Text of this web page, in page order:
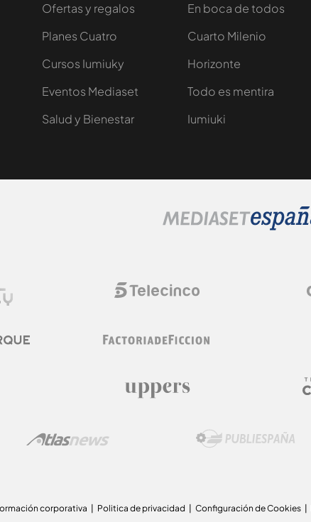
Ofertas y regalos
Planes Cuatro
Cursos Iumiuky
Eventos Mediaset
Salud y Bienestar
En boca de todos
Cuarto Milenio
Horizonte
Todo es mentira
Iumiuki
corporativa Politica de privacidad Configuración de Cookies